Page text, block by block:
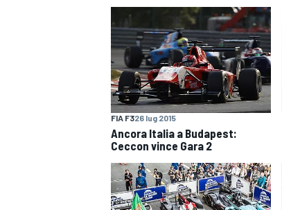
FIA F326 lug 2015
Ancora Italia a Budapest:
Ceccon vince Gara 2